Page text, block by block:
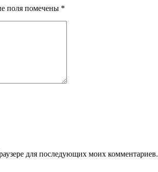
поля помечены *
для последующих моих комментариев.